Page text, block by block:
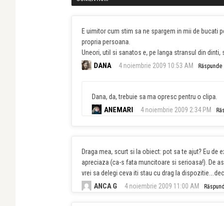
E uimitor cum stim sa ne spargem in mii de bucati
propria persoana.
Uneori, util si sanatos e, pe langa stransul din
DANA 4 noiembrie 2009 10:53 AM Răspunde
Dana, da, trebuie sa ma opresc pentru o clipa.
ANEMARI 4 noiembrie 2009 2:34 PM
Draga mea, scurt si la obiect: pot sa te ajut? Eu de
apreciaza (ca-s fata muncitoare si serioasa!). De
vrei sa delegi ceva iti stau cu drag la
ANCA G 4 noiembrie 2009 11:00 AM